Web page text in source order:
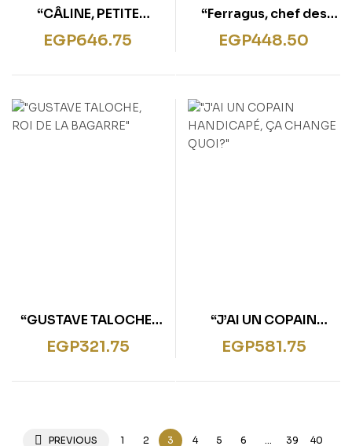
“CÂLINE, PETITE
LAPINE”
EGP646.75
“Ferragus, chef des
Dévorants”
EGP448.50
“GUSTAVE TALOCHE,
ROI DE LA BAGARRE”
EGP321.75
“J’AI UN COPAIN
HANDICAPÉ, ÇA
EGP581.75
PREVIOUS 1 2 3 4 5 6 … 39
40